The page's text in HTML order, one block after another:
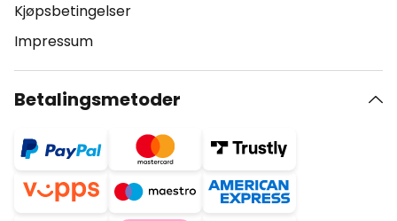
Kjøpsbetingelser
Impressum
Betalingsmetoder